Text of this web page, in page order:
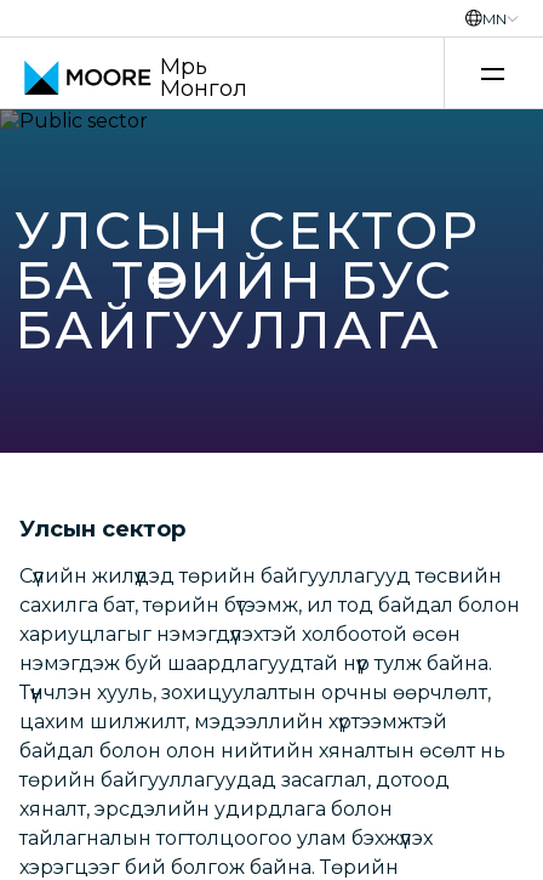
Үнэ шилжилтийн зөвлөх үйлчилгээ
MN
Мүүрь
Монгол
УЛСЫН СЕКТОР
БА ТӨРИЙН БУС
БАЙГУУЛЛАГА
Улсын сектор
Сүүлийн жилүүдэд төрийн байгууллагууд төсвийн
сахилга бат, төрийн бүтээмж, ил тод байдал болон
хариуцлагыг нэмэгдүүлэхтэй холбоотой өсөн
нэмэгдэж буй шаардлагуудтай нүүр тулж байна.
Түүнчлэн хууль, зохицуулалтын орчны өөрчлөлт,
цахим шилжилт, мэдээллийн хүртээмжтэй
байдал болон олон нийтийн хяналтын өсөлт нь
төрийн байгууллагуудад засаглал, дотоод
хяналт, эрсдэлийн удирдлага болон
тайлагналын тогтолцоогоо улам бэхжүүлэх
хэрэгцээг бий болгож байна. Төрийн